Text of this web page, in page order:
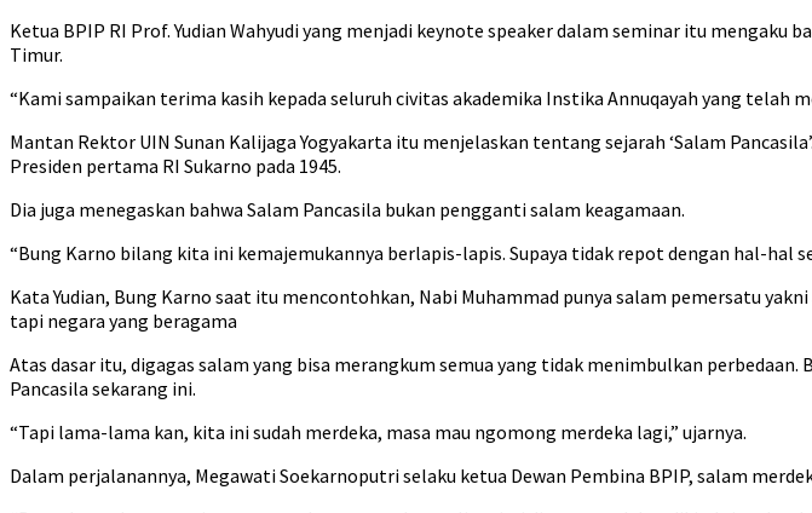
Ketua BPIP RI Prof. Yudian Wahyudi yang menjadi keynote speaker dalam seminar itu mengaku
Timur.
“Kami sampaikan terima kasih kepada seluruh civitas akademika Instika Annuqayah yang telah
Mantan Rektor UIN Sunan Kalijaga Yogyakarta itu menjelaskan tentang sejarah ‘Salam
Presiden pertama RI Sukarno pada 1945.
Dia juga menegaskan bahwa Salam Pancasila bukan pengganti salam keagamaan.
“Bung Karno bilang kita ini kemajemukannya berlapis-lapis. Supaya tidak repot dengan hal-hal
Kata Yudian, Bung Karno saat itu mencontohkan, Nabi Muhammad punya salam pemersatu
tapi negara yang beragama
Atas dasar itu, digagas salam yang bisa merangkum semua yang tidak menimbulkan
Pancasila sekarang ini.
“Tapi lama-lama kan, kita ini sudah merdeka, masa mau ngomong merdeka lagi,” ujarnya.
Dalam perjalanannya, Megawati Soekarnoputri selaku ketua Dewan Pembina BPIP, salam